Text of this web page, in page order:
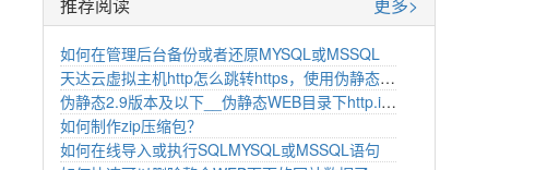
如何在管理后台备份或者还原MYSQL或MSSQL
天达云虚拟主机http怎么跳转https，使用伪静态实现
伪静态2.9版本及以下__伪静态WEB目录下http.ini配置 httpd.ini配置
如何制作zip压缩包？
如何在线导入或执行SQLMYSQL或MSSQL语句